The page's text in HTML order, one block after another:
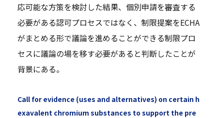
応可能な方策を検討した結果、個別申請を審査する
必要がある認可プロセスではなく、制限提案をECHA
がまとめる形で議論を進めることができる制限プロ
セスに議論の場を移す必要があると判断したことが
背景にある。
Call for evidence (uses and alternatives) on certain h
exavalent chromium substances to support the pre